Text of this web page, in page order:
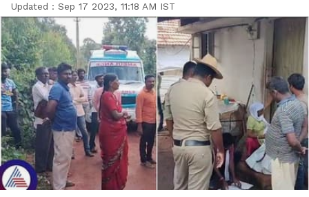
Updated : Sep 17 2023, 11:18 AM IST